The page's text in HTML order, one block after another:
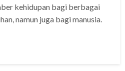
kehidupan bagi berbagai
namun juga bagi manusia.